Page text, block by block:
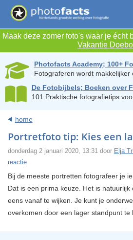
Maak deze zomer foto's waar je écht
Vakantie
Photofacts Academy; 100+
Fotograferen wordt makkelijker
De Fotobijbels; Boeken over
101 Praktische fotografietips
home
Portretfoto tip: Kies een
donderdag 2 januari 2020, 13:31 door Elja
reactie
Bij de meeste portretten fotografeer je
Dat is een prima keuze. Het is
eens vanaf te wijken. Je kunt je
overkomen door een lager standpunt te